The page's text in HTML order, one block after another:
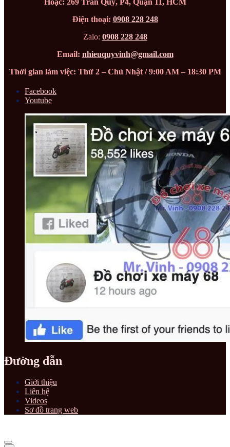
Điện thoại: 0908 228 248
Zalo: 0908 228 248
Email: nhieuquyvinh@gmail.com
Thời gian làm việc: Thứ 2 – Chủ Nhật / 9:00 AM – 18:30 PM
Facebook
Youtube
Đường dẫn
Giới thiệu
Liên hệ
Videos
Sơ đồ trang web